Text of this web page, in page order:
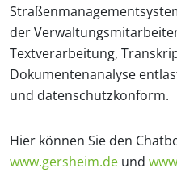
der
Textverarbeitung,
Dokumentenanalyse
und datenschutzkonform.
Hier können Sie den
www.gersheim.de und